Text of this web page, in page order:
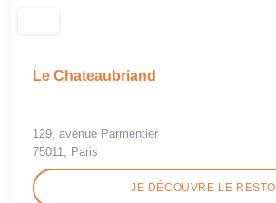
Le Chateaubriand
129, avenue Parmentier
75011, Paris
JE DÉCOUVRE LE RESTO